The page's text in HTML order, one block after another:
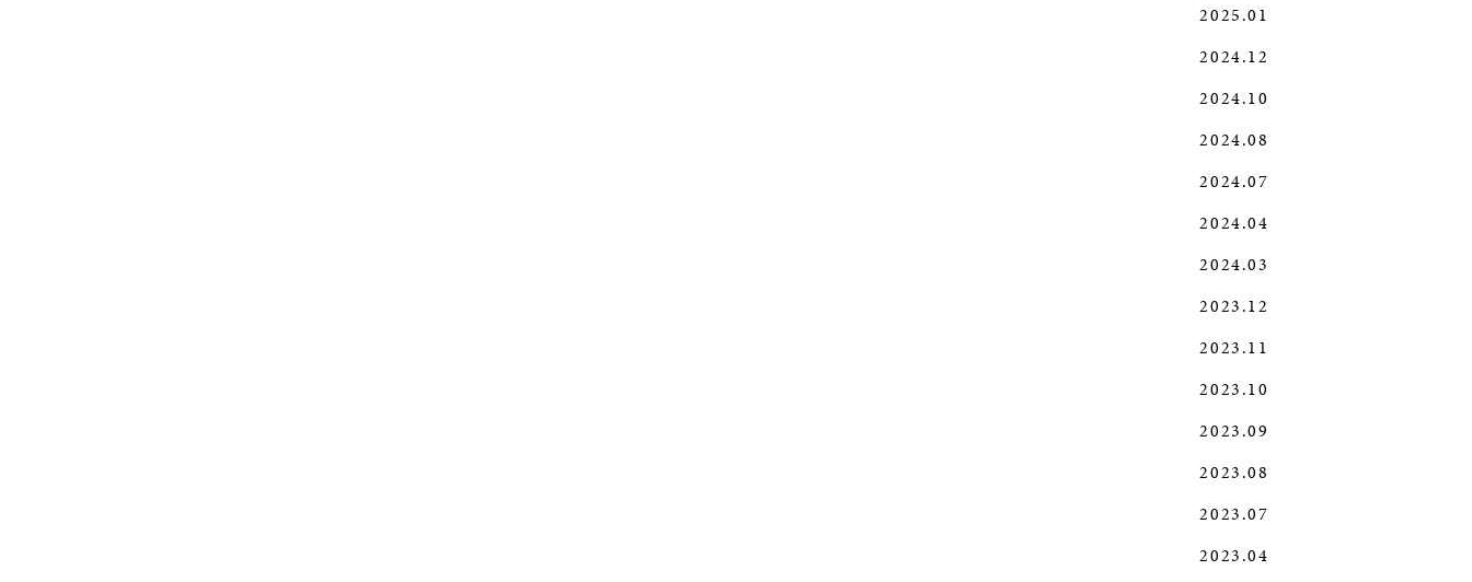
2025.01
2024.12
2024.10
2024.08
2024.07
2024.04
2024.03
2023.12
2023.11
2023.10
2023.09
2023.08
2023.07
2023.04